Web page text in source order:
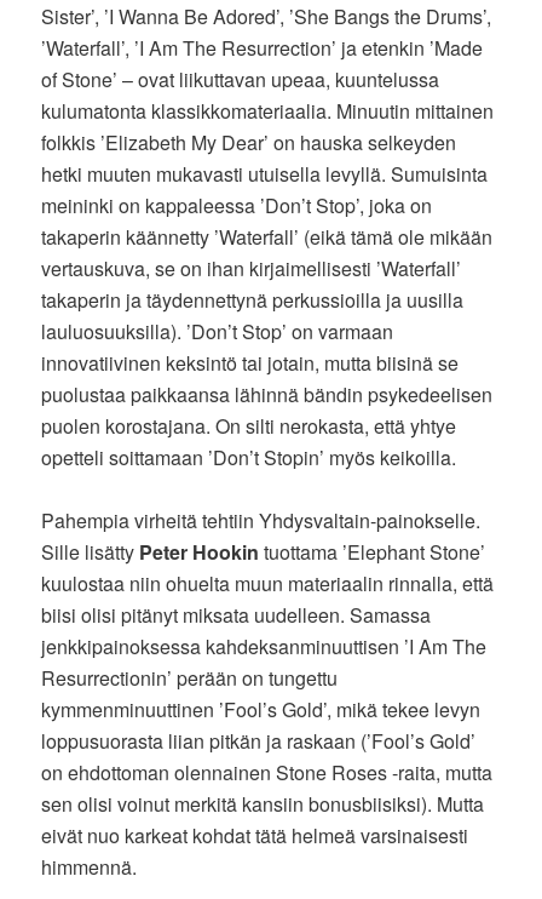
Sister’, ’I Wanna Be Adored’, ’She Bangs the Drums’,
’Waterfall’, ’I Am The Resurrection’ ja etenkin ’Made
of Stone’ – ovat liikuttavan upeaa, kuuntelussa
kulumatonta klassikkomateriaalia. Minuutin mittainen
folkkis ’Elizabeth My Dear’ on hauska selkeyden
hetki muuten mukavasti utuisella levyllä. Sumuisinta
meininki on kappaleessa ’Don’t Stop’, joka on
takaperin käännetty ’Waterfall’ (eikä tämä ole mikään
vertauskuva, se on ihan kirjaimellisesti ’Waterfall’
takaperin ja täydennettynä perkussioilla ja uusilla
lauluosuuksilla). ’Don’t Stop’ on varmaan
innovatiivinen keksintö tai jotain, mutta biisinä se
puolustaa paikkaansa lähinnä bändin psykedeelisen
puolen korostajana. On silti nerokasta, että yhtye
opetteli soittamaan ’Don’t Stopin’ myös keikoilla.
Pahempia virheitä tehtiin Yhdysvaltain-painokselle.
Sille lisätty Peter Hookin tuottama ’Elephant Stone’
kuulostaa niin ohuelta muun materiaalin rinnalla, että
biisi olisi pitänyt miksata uudelleen. Samassa
jenkkipainoksessa kahdeksanminuuttisen ’I Am The
Resurrectionin’ perään on tungettu
kymmenminuuttinen ’Fool’s Gold’, mikä tekee levyn
loppusuorasta liian pitkän ja raskaan (’Fool’s Gold’
on ehdottoman olennainen Stone Roses -raita, mutta
sen olisi voinut merkitä kansiin bonusbiisiksi). Mutta
eivät nuo karkeat kohdat tätä helmeä varsinaisesti
himmennä.